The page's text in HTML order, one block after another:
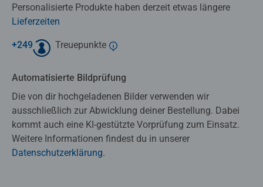
Personalisierte Produkte haben derzeit etwas längere
Lieferzeiten
+249 Treuepunkte
Automatisierte Bildprüfung
Die von dir hochgeladenen Bilder verwenden wir
ausschließlich zur Abwicklung deiner Bestellung. Dabei
kommt auch eine KI-gestützte Vorprüfung zum Einsatz.
Weitere Informationen findest du in unserer
Datenschutzerklärung.